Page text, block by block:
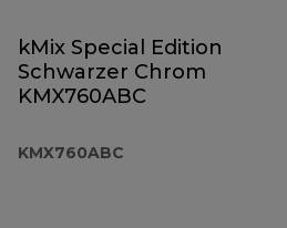
kMix Special Edition
Schwarzer Chrom
KMX760ABC
KMX760ABC